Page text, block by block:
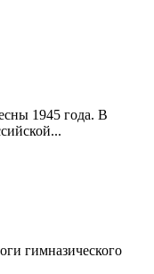
1945 года. В
гимназического